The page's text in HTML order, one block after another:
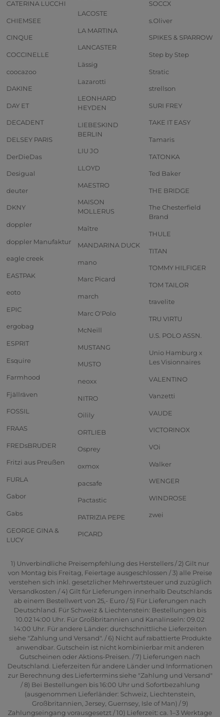
CATERINA LUCCHI
CHIEMSEE
CINQUE
COCCINELLE
coocazoo
DAKINE
DAY ET
DECADENT
DELSEY PARIS
DerDieDas
Desigual
deuter
DKNY
doppler
doppler Manufaktur
eagle creek
EASTPAK
eoto
EPIC
ergobag
ESPRIT
Esquire
Farmhood
Fjällräven
FOSSIL
FRAAS
FREDsBRUDER
Fritzi aus Preußen
FURLA
Gabor
Gabs
GEORGE GINA &
LUCY
LACOSTE
LA MARTINA
LANCASTER
Lässig
Lazarotti
LEONHARD
HEYDEN
LIEBESKIND
BERLIN
LIU JO
LLOYD
MAESTRO
MAISON
MOLLERUS
Maître
MANDARINA DUCK
mano
Marc Picard
march
Marc O'Polo
McNeill
MUSTANG
MUSTO
neoxx
NITRO
Oilily
ORTLIEB
Osprey
oxmox
pacsafe
Pactastic
PATRIZIA PEPE
PICARD
SOCCX
s.Oliver
SPIKES & SPARROW
Step by Step
Stratic
strellson
SURI FREY
TAKE IT EASY
Tamaris
TATONKA
Ted Baker
THE BRIDGE
The Chesterfield
Brand
THULE
TITAN
TOMMY HILFIGER
TOM TAILOR
travelite
TRU VIRTU
U.S. POLO ASSN.
Unio Hamburg x
Les Visionnaires
VALENTINO
Vanzetti
VAUDE
VICTORINOX
VOi
Walker
WENGER
WINDROSE
zwei
1) Unverbindliche Preisempfehlung des Herstellers / 2) Gilt nur
von Montag bis Freitag, Feiertage ausgeschlossen / 3) alle Preise
verstehen sich inkl. gesetzlicher Mehrwertsteuer und zuzüglich
Versandkosten / 4) Gilt für Lieferungen innerhalb Deutschlands
ab einem Bestellwert von 25,- Euro / 5) Für Lieferungen nach
Deutschland. Für Schweiz & Liechtenstein: Bestellungen bis
10.02 14:00 Uhr. Für Großbritannien und Kanalinseln: 09.02
14:00 Uhr. Für andere Länder: durchschnittliche Lieferzeiten
siehe "Zahlung und Versand". / 6) Nicht auf rabattierte Produkte
anwendbar. Gutschein ist nicht kombinierbar mit anderen
Gutscheinen oder Aktions-Preisen. / 7) Lieferungen nach
Deutschland. Lieferzeiten für andere Länder und Informationen
zur Berechnung des Liefertermins siehe "Zahlung und Versand"
/ 8) Bei Bestellungen bis 16:00 Uhr und Sofortbezahlung
(ausgenommen Lieferländer: Schweiz, Liechtenstein,
Großbritannien, Jersey, Guernsey, Isle of Man) / 9)
Zahlungseingang vorausgesetzt / 10) Lieferzeit: ca. 1–3 Werktage